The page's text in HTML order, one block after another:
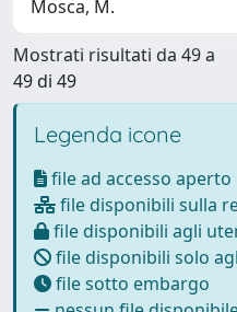
Mosca, M.
Mostrati risultati da 49 a
49 di 49
Legenda icone
file ad accesso aperto
file disponibili sulla
file disponibili agli
file disponibili solo
file sotto embargo